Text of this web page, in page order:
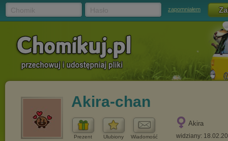
zapomniałem
Akira-chan
Prezent Ulubiony Wiadomość
Akira
widziany: